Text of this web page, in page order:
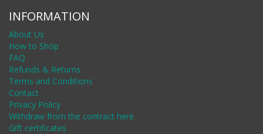
INFORMATION
About Us
How to Shop
FAQ
Refunds & Returns
Terms and Conditions
Contact
Privacy Policy
Withdraw from the contract here
Gift certificates